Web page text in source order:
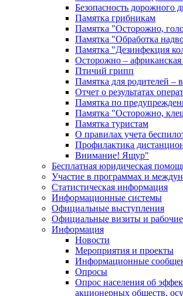
Безопасность дорожного
Памятка грибникам
Памятка "Осторожно,
Памятка "Обработка
Памятка "Дезинфекция
Осторожно –
Птичий грипп
Памятка для родителей –
Отчет о результатах
Памятка по
Памятка "Осторожно,
Памятка туристам
О правилах учета
Профилактика
Внимание! Ящур"
Бесплатная юридическая
Участие в программах и
Статистическая информация
Информационные системы
Официальные выступления
Официальные визиты и рабочие
Информация
Новости
Мероприятия и проекты
Информационные
Опросы
Опрос населения об
акционерных обществ,